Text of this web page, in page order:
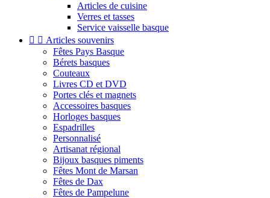
Articles de cuisine
Verres et tasses
Service vaisselle basque
  Articles souvenirs
Fêtes Pays Basque
Bérets basques
Couteaux
Livres CD et DVD
Portes clés et magnets
Accessoires basques
Horloges basques
Espadrilles
Personnalisé
Artisanat régional
Bijoux basques piments
Fêtes Mont de Marsan
Fêtes de Dax
Fêtes de Pampelune